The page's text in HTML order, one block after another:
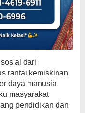
dari
rantai kemiskinan
daya manusia
masyarakat
pendidikan dan